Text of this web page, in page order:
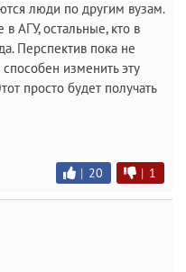
люди по другим вузам.
АГУ, остальные, кто в
Перспектив пока не
изменить эту
просто будет получать
| 20 | 1